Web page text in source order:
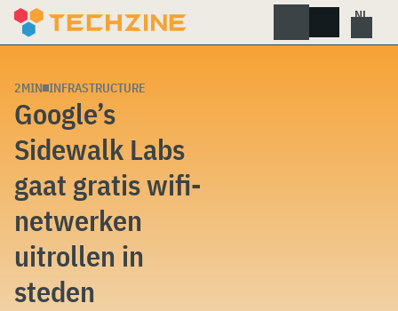
Skip
2MIN INFRASTRUCTURE
Google’s
Sidewalk Labs
gaat gratis wifi-
netwerken
uitrollen in
steden